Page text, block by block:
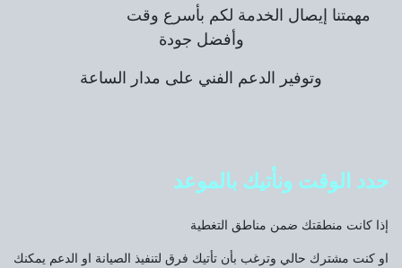
وأفضل جودة
وتوفير الدعم الفني على مدار الساعة
حدد الوقت ونأتيك بالموعد
إذا كانت منطقتك ضمن مناطق التغطية
او كنت مشترك حالي وترغب بأن تأتيك فرق لتنفيذ الصيانة او الدعم يمكنك